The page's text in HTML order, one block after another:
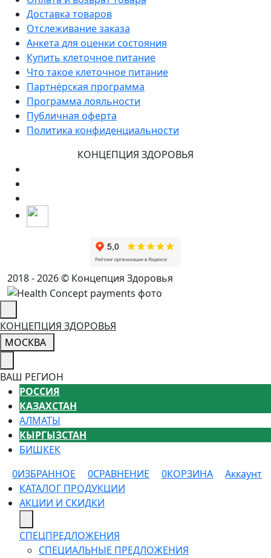
Доставка товаров
Отслеживание заказа
Анкета для оценки состояния
Купить клеточное питание
Что такое клеточное питание
Партнёрская программа
Программа лояльности
Публичная оферта
Политика конфиденциальности
КОНЦЕПЦИЯ ЗДОРОВЬЯ
2018 - 2026 © Концепция Здоровья
КОНЦЕПЦИЯ ЗДОРОВЬЯ
МОСКВА
ВАШ РЕГИОН
РОССИЯ
КАЗАХСТАН
АЛМАТЫ
КЫРГЫЗСТАН
БИШКЕК
0ИЗБРАННОЕ 0СРАВНЕНИЕ 0КОРЗИНА
Аккаунт
КАТАЛОГ ПРОДУКЦИИ
АКЦИИ И СКИДКИ
СПЕЦПРЕДЛОЖЕНИЯ
СПЕЦИАЛЬНЫЕ ПРЕДЛОЖЕНИЯ